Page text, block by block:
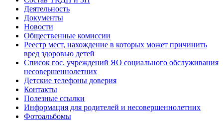
Деятельность
Документы
Новости
Общественные комиссии
Реестр мест, нахождение в которых может причинить
вред здоровью детей
Список гос. учреждений ЯО социального обслуживания
несовершеннолетних
Детские телефоны доверия
Контакты
Полезные ссылки
Информация для родителей и несовершеннолетних
Фотоальбомы